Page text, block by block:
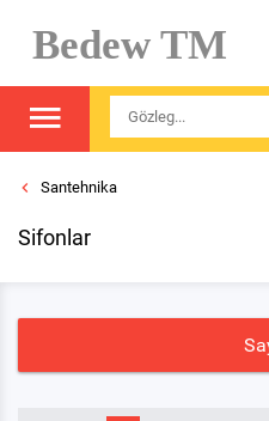
Bedew TM
Santehnika
Sifonlar